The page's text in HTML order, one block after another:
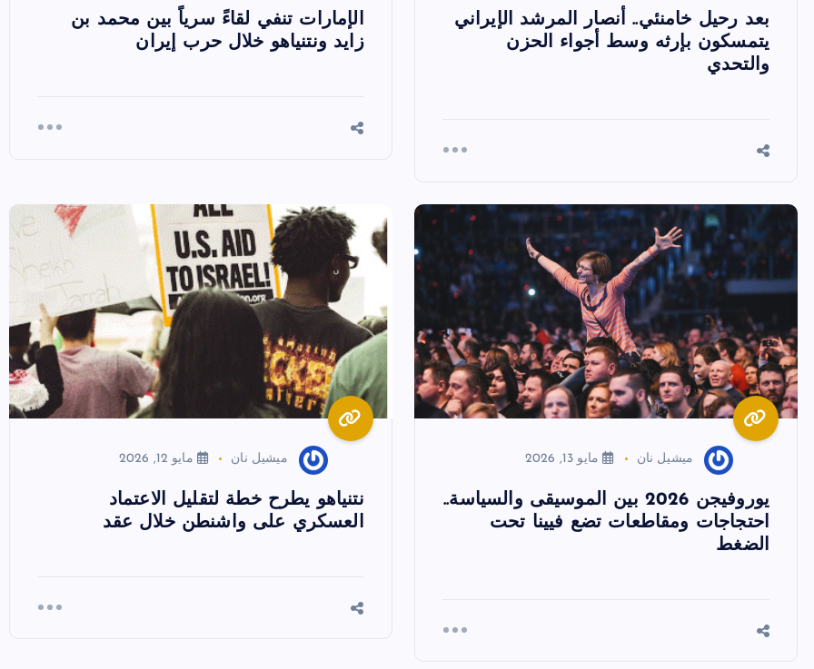
بعد رحيل خامنئي.. أنصار المرشد الإيراني
يتمسكون بإرثه وسط أجواء الحزن
والتحدي
الإمارات تنفي لقاءً سرياً بين محمد بن
زايد ونتنياهو خلال حرب إيران
ميشيل نان مايو 13, 2026
يوروفيجن 2026 بين الموسيقى والسياسة..
احتجاجات ومقاطعات تضع فيينا تحت
الضغط
ميشيل نان مايو 12, 2026
نتنياهو يطرح خطة لتقليل الاعتماد
العسكري على واشنطن خلال عقد